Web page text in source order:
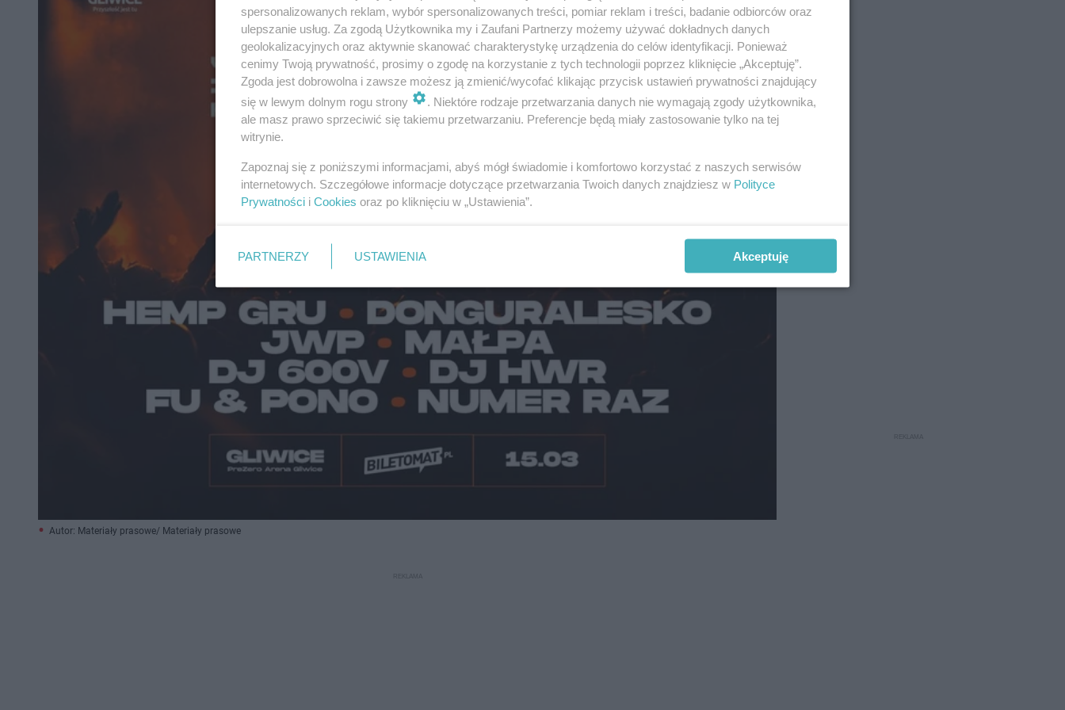
Autor: Materiały prasowe/ Materiały prasowe
spersonalizowanych reklam, wybór spersonalizowanych treści, pomiar reklam i treści, badanie odbiorców oraz
ulepszanie usług. Za zgodą Użytkownika my i Zaufani Partnerzy możemy używać dokładnych danych
geolokalizacyjnych oraz aktywnie skanować charakterystykę urządzenia do celów identyfikacji. Ponieważ
cenimy Twoją prywatność, prosimy o zgodę na korzystanie z tych technologii poprzez kliknięcie „Akceptuję”.
Zgoda jest dobrowolna i zawsze możesz ją zmienić/wycofać klikając przycisk ustawień prywatności znajdujący
się w lewym dolnym rogu strony
. Niektóre rodzaje przetwarzania danych nie wymagają zgody użytkownika,
ale masz prawo sprzeciwić się takiemu przetwarzaniu. Preferencje będą miały zastosowanie tylko na tej
witrynie.
Zapoznaj się z poniższymi informacjami, abyś mógł świadomie i komfortowo korzystać z naszych serwisów
internetowych. Szczegółowe informacje dotyczące przetwarzania Twoich danych znajdziesz w Polityce
Prywatności i Cookies oraz po kliknięciu w „Ustawienia”.
PARTNERZY USTAWIENIA Akceptuję